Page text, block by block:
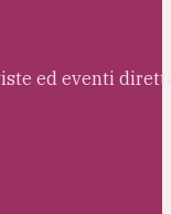
ed eventi